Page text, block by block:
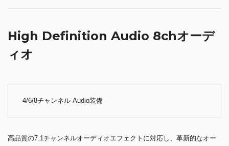
High Definition Audio 8chオーデ
ィオ
4/6/8チャンネル Audio装備
高品質の7.1チャンネルオーディオエフェクトに対応し、革新的なオー